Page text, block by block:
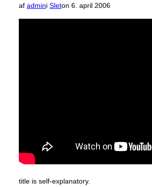
af admini Sleton Udgivet
d.
6. april 2006
title is self-explanatory.